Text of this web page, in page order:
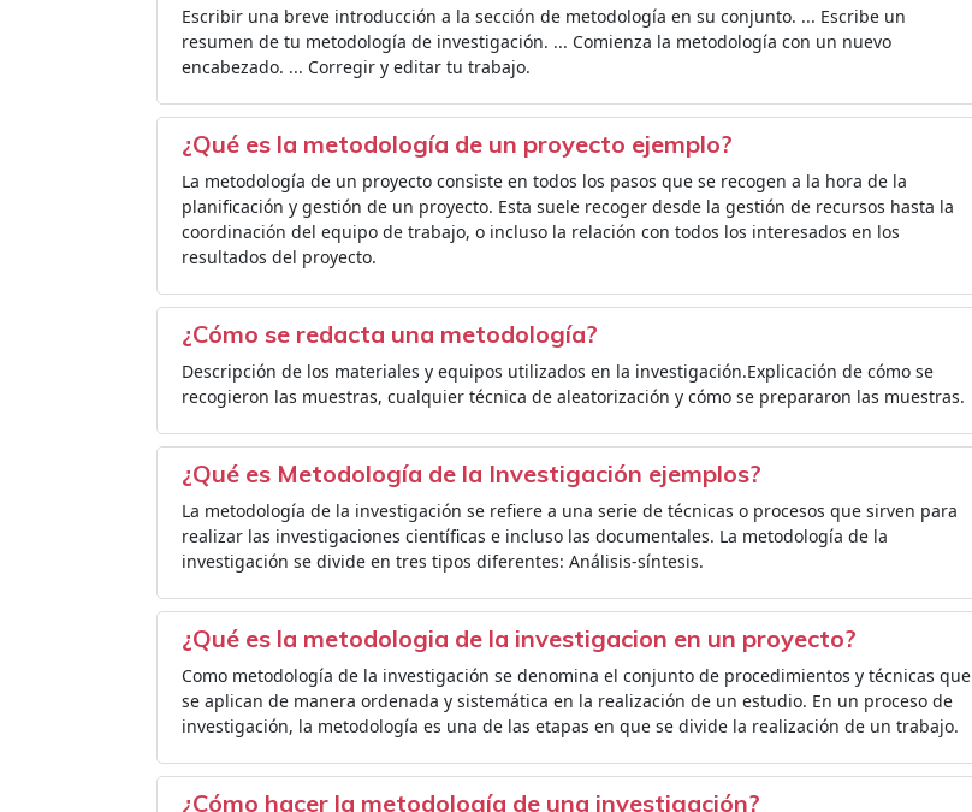
Escribir una breve introducción a la sección de metodología en su conjunto. ... Escribe un
resumen de tu metodología de investigación. ... Comienza la metodología con un nuevo
encabezado. ... Corregir y editar tu trabajo.
¿Qué es la metodología de un proyecto ejemplo?
La metodología de un proyecto consiste en todos los pasos que se recogen a la hora de la
planificación y gestión de un proyecto. Esta suele recoger desde la gestión de recursos hasta la
coordinación del equipo de trabajo, o incluso la relación con todos los interesados en los
resultados del proyecto.
¿Cómo se redacta una metodología?
Descripción de los materiales y equipos utilizados en la investigación.Explicación de cómo se
recogieron las muestras, cualquier técnica de aleatorización y cómo se prepararon las muestras.
¿Qué es Metodología de la Investigación ejemplos?
La metodología de la investigación se refiere a una serie de técnicas o procesos que sirven para
realizar las investigaciones científicas e incluso las documentales. La metodología de la
investigación se divide en tres tipos diferentes: Análisis-síntesis.
¿Qué es la metodologia de la investigacion en un proyecto?
Como metodología de la investigación se denomina el conjunto de procedimientos y técnicas que
se aplican de manera ordenada y sistemática en la realización de un estudio. En un proceso de
investigación, la metodología es una de las etapas en que se divide la realización de un trabajo.
¿Cómo hacer la metodología de una investigación?